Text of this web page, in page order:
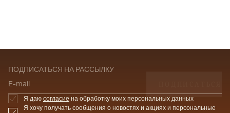
ПОДПИСАТЬСЯ НА РАССЫЛКУ
E-mail
Я даю согласие на обработку моих персональных данных
Я хочу получать сообщения о новостях и акциях и персональные